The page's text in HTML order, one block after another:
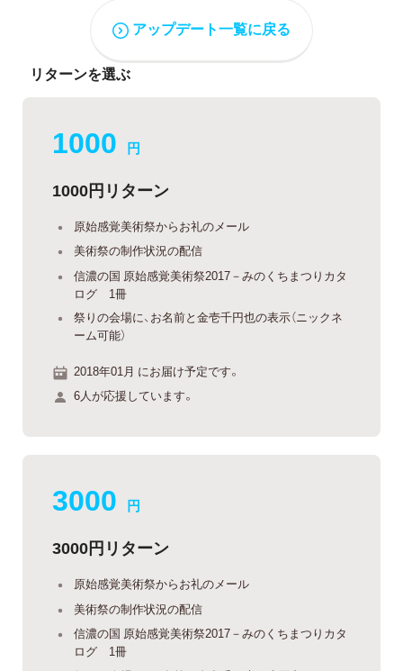
アップデート一覧に戻る
リターンを選ぶ
1000 円
1000円リターン
原始感覚美術祭からお礼のメール
美術祭の制作状況の配信
信濃の国 原始感覚美術祭2017－みのくちまつりカタ
ログ 1冊
祭りの会場に、お名前と金壱千円也の表示（ニックネ
ーム可能）
2018年01月 にお届け予定です。
6人が応援しています。
3000 円
3000円リターン
原始感覚美術祭からお礼のメール
美術祭の制作状況の配信
信濃の国 原始感覚美術祭2017－みのくちまつりカタ
ログ 1冊